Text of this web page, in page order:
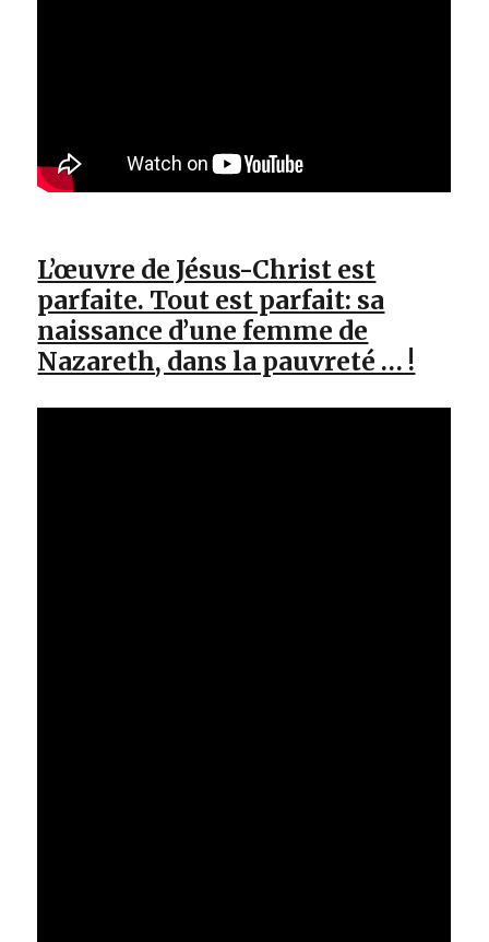
L’œuvre de Jésus-Christ est
parfaite. Tout est parfait: sa
naissance d’une femme de
Nazareth, dans la pauvreté … !